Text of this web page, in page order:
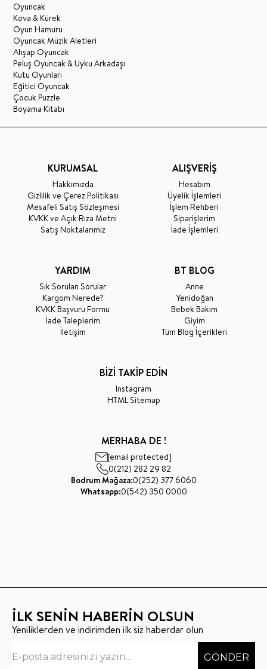
Oyuncak
Kova & Kürek
Oyun Hamuru
Oyuncak Müzik Aletleri
Ahşap Oyuncak
Peluş Oyuncak & Uyku Arkadaşı
Kutu Oyunları
Eğitici Oyuncak
Çocuk Puzzle
Boyama Kitabı
KURUMSAL
Hakkımızda
Gizlilik ve Çerez Politikası
Mesafeli Satış Sözleşmesi
KVKK ve Açık Rıza Metni
Satış Noktalarımız
ALIŞVERİŞ
Hesabım
Üyelik İşlemleri
İşlem Rehberi
Siparişlerim
İade İşlemleri
YARDIM
Sık Sorulan Sorular
Kargom Nerede?
KVKK Başvuru Formu
İade Taleplerim
İletişim
BT BLOG
Anne
Yenidoğan
Bebek Bakım
Giyim
Tüm Blog İçerikleri
BİZİ TAKİP EDİN
Instagram
HTML Sitemap
MERHABA DE !
[email protected]
0(212) 282 29 82
Bodrum Mağaza:0(252) 377 6060
Whatsapp:0(542) 350 0000
İLK SENİN HABERİN OLSUN
Yeniliklerden ve indirimden ilk siz haberdar olun
GÖNDER